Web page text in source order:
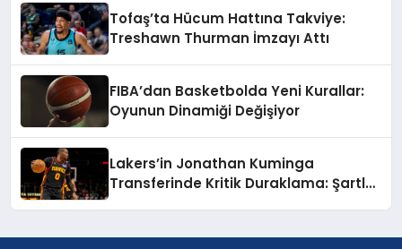
Tofaş’ta Hücum Hattına Takviye:
Treshawn Thurman İmzayı Attı
FIBA’dan Basketbolda Yeni Kurallar:
Oyunun Dinamiği Değişiyor
Lakers’in Jonathan Kuminga
Transferinde Kritik Duraklama: Şartlar